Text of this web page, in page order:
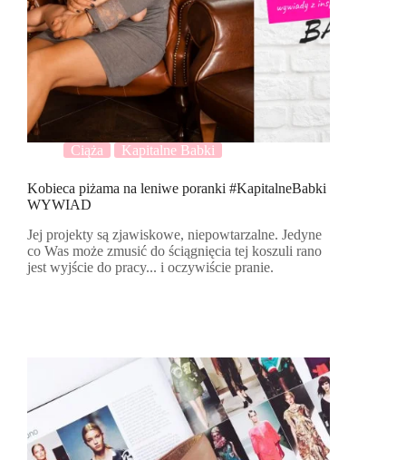
Ciąża Kapitalne Babki
Kobieca piżama na leniwe poranki #KapitalneBabki
WYWIAD
Jej projekty są zjawiskowe, niepowtarzalne. Jedyne
co Was może zmusić do ściągnięcia tej koszuli rano
jest wyjście do pracy... i oczywiście pranie.